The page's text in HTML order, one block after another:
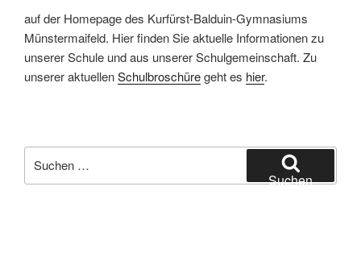
auf der Homepage des Kurfürst-Balduin-Gymnasiums
Münstermaifeld. Hier finden Sie aktuelle Informationen zu
unserer Schule und aus unserer Schulgemeinschaft. Zu
unserer aktuellenSchulbroschüregeht es hier.
nach:
Suchen